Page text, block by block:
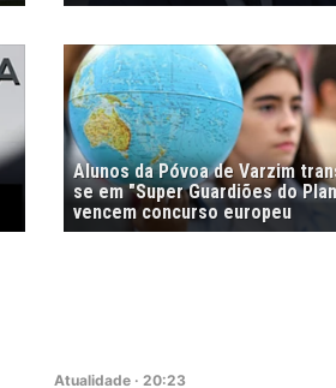
Alunos da Póvoa de Varzim
se em "Super Guardiões do
vencem concurso europeu
Atualidade · 20:23